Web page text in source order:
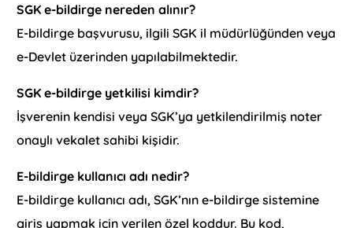
SGK e-bildirge nereden alınır?
E-bildirge başvurusu, ilgili SGK il müdürlüğünden veya
e-Devlet üzerinden yapılabilmektedir.
SGK e-bildirge yetkilisi kimdir?
İşverenin kendisi veya SGK’ya yetkilendirilmiş noter
onaylı vekalet sahibi kişidir.
E-bildirge kullanıcı adı nedir?
E-bildirge kullanıcı adı, SGK’nın e-bildirge sistemine
giriş yapmak için verilen özel koddur. Bu kod,